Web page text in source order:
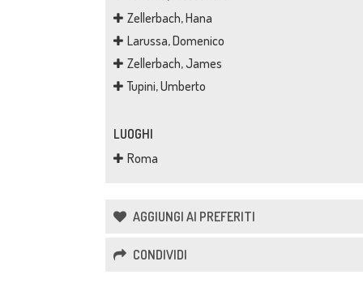
Zellerbach, Hana
Larussa, Domenico
Zellerbach, James
Tupini, Umberto
LUOGHI
Roma
AGGIUNGI AI PREFERITI
CONDIVIDI